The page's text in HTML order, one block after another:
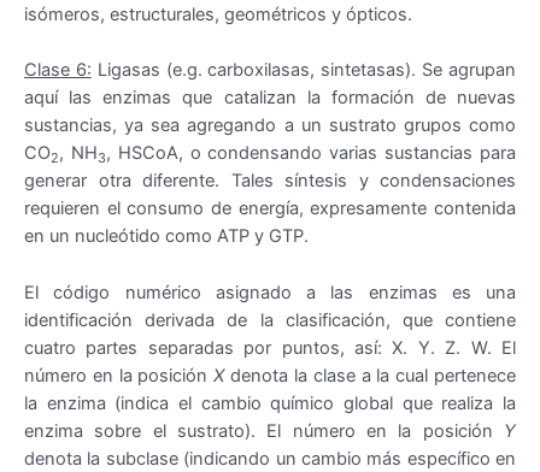
isómeros, estructurales, geométricos y ópticos.
Clase 6: Ligasas (e.g. carboxilasas, sintetasas). Se agrupan
aquí las enzimas que catalizan la formación de nuevas
sustancias, ya sea agregando a un sustrato grupos como
CO2, NH3, HSCoA, o condensando varias sustancias para
generar otra diferente. Tales síntesis y condensaciones
requieren el consumo de energía, expresamente contenida
en un nucleótido como ATP y GTP.
El código numérico asignado a las enzimas es una
identificación derivada de la clasificación, que contiene
cuatro partes separadas por puntos, así: X. Y. Z. W. El
número en la posiciónXdenota la clase a la cual pertenece
la enzima (indica el cambio químico global que realiza la
enzima sobre el sustrato). El número en la posición Y
denota la subclase (indicando un cambio más específico en